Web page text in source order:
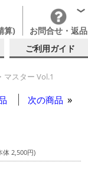
算) お問合せ・返品
ご利用ガイド
マスター Vol.1
次の商品
体 2,500円)